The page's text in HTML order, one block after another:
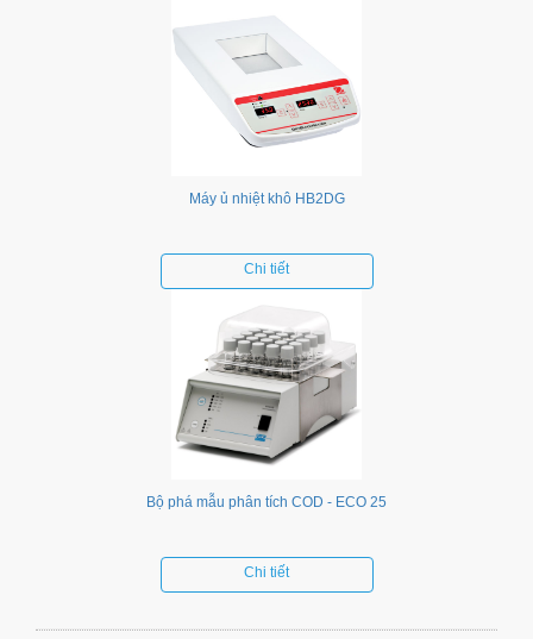
Máy ủ nhiệt khô HB2DG
Chi tiết
Bộ phá mẫu phân tích COD - ECO 25
Chi tiết